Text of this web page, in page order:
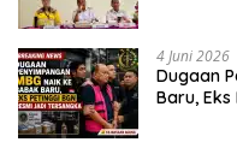
4 Juni 2026
Dugaan
Baru, Eks